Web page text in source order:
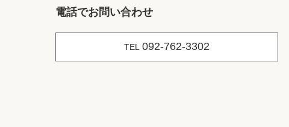
電話でお問い合わせ
TEL 092-762-3302